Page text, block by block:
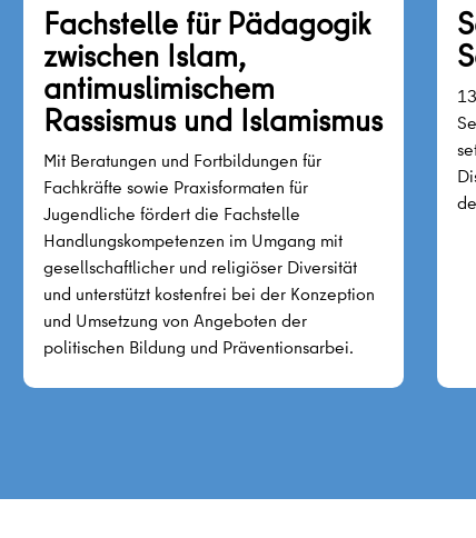
Fachstelle für Pädagogik
zwischen Islam,
antimuslimischem
Rassismus und Islamismus
Mit Beratungen und Fortbildungen für
Fachkräfte sowie Praxisformaten für
Jugendliche fördert die Fachstelle
Handlungskompetenzen im Umgang mit
gesellschaftlicher und religiöser Diversität
und unterstützt kostenfrei bei der Konzeption
und Umsetzung von Angeboten der
politischen Bildung und Präventionsarbei.